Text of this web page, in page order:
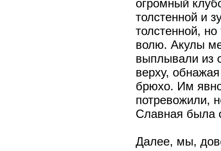
огромный
толстенной и
толстенной,
волю. Акулы
выплывали из
верху,
брюхо. Им
потревожили,
Славная была
Далее, мы,